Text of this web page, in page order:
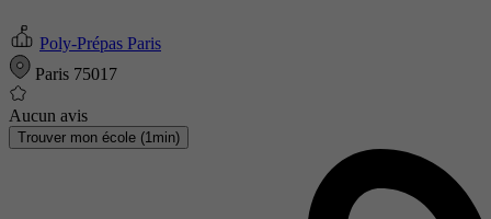
Poly-Prépas Paris
Paris 75017
Aucun avis
Trouver mon école (1min)